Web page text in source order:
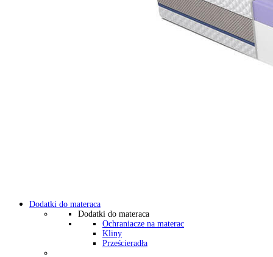
Dodatki do materaca
Dodatki do materaca
Ochraniacze na materac
Kliny
Prześcieradła